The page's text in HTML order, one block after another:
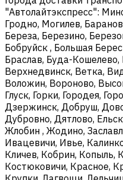
"Автолайтэкспресс":
Гродно, Могилев,
Береза, Березино,
Бобруйск , Большая
Браслав, Буда-Кошелево,
Верхнедвинск, Ветка,
Воложин, Вороново,
Глуск, Горки, Городея,
Дзержинск, Добруш,
Дубровно, Дятлово,
Жлобин , Жодино,
Ивацевичи, Ивье,
Кличев, Кобрин, Копыль,
Костюковичи, Красное,